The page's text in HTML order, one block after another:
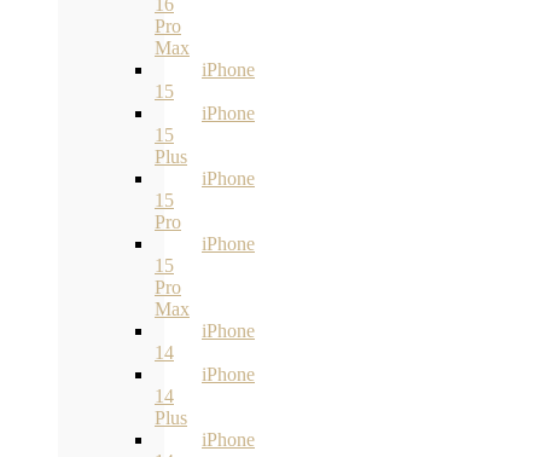
16
Pro
Max
iPhone
15
iPhone
15
Plus
iPhone
15
Pro
iPhone
15
Pro
Max
iPhone
14
iPhone
14
Plus
iPhone